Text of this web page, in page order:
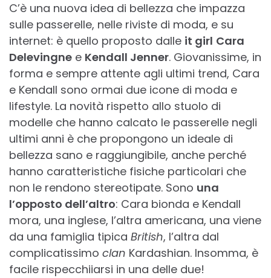
C’è una nuova idea di bellezza che impazza
sulle passerelle, nelle riviste di moda, e su
internet: è quello proposto dalle it girl Cara
Delevingne e Kendall Jenner. Giovanissime, in
forma e sempre attente agli ultimi trend, Cara
e Kendall sono ormai due icone di moda e
lifestyle. La novità rispetto allo stuolo di
modelle che hanno calcato le passerelle negli
ultimi anni è che propongono un ideale di
bellezza sano e raggiungibile, anche perché
hanno caratteristiche fisiche particolari che
non le rendono stereotipate. Sono una
l’opposto dell’altro: Cara bionda e Kendall
mora, una inglese, l’altra americana, una viene
da una famiglia tipica British, l’altra dal
complicatissimo clan Kardashian. Insomma, è
facile rispecchiiarsi in una delle due!